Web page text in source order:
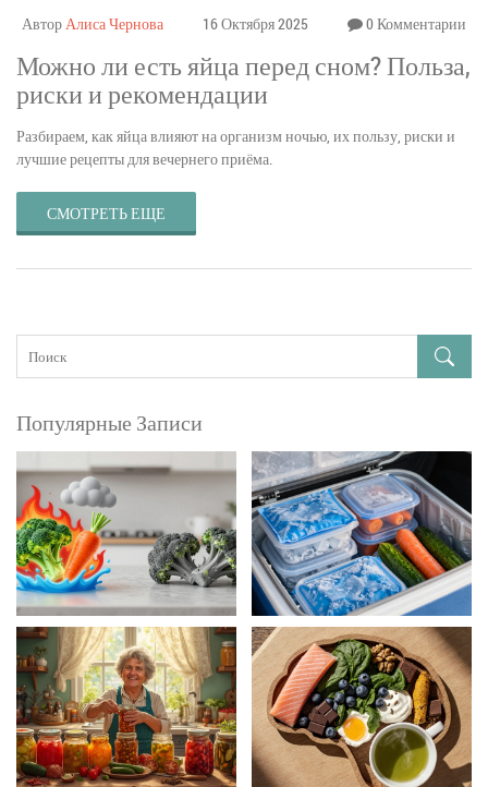
АвторАлиса Чернова 16 Октября 2025 0 Комментарии
Можно ли есть яйца перед сном? Польза,
риски и рекомендации
Разбираем, как яйца влияют на организм ночью, их пользу, риски и
лучшие рецепты для вечернего приёма.
СМОТРЕТЬ ЕЩЕ
Популярные Записи